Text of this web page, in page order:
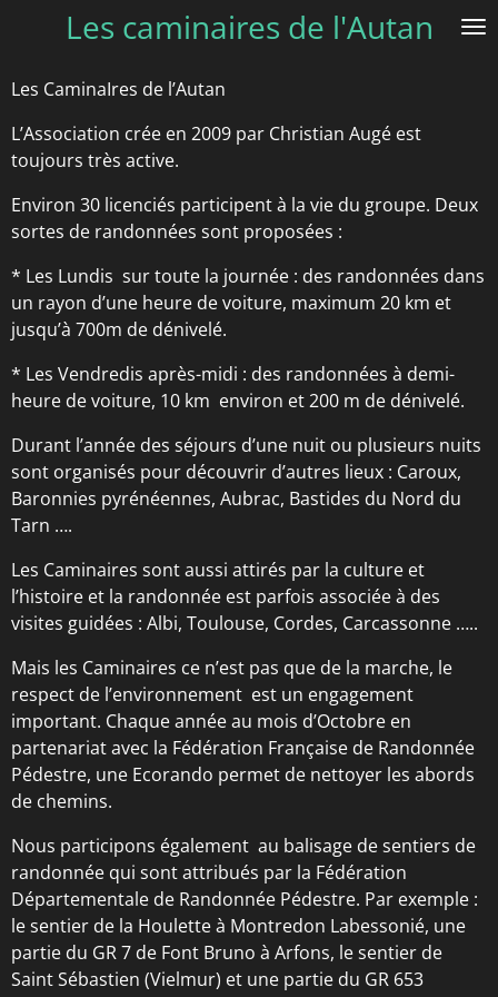
PasserLes caminaires de l'Autan
Les CaminaIres de l’Autan
L’Association crée en 2009 par Christian Augé est
toujours très active.
Environ 30 licenciés participent à la vie du groupe. Deux
sortes de randonnées sont proposées :
* Les Lundis sur toute la journée : des randonnées dans
un rayon d’une heure de voiture, maximum 20 km et
jusqu’à 700m de dénivelé.
* Les Vendredis après-midi : des randonnées à demi-
heure de voiture, 10 km environ et 200 m de dénivelé.
Durant l’année des séjours d’une nuit ou plusieurs nuits
sont organisés pour découvrir d’autres lieux : Caroux,
Baronnies pyrénéennes, Aubrac, Bastides du Nord du
Tarn ….
Les Caminaires sont aussi attirés par la culture et
l’histoire et la randonnée est parfois associée à des
visites guidées : Albi, Toulouse, Cordes, Carcassonne …..
Mais les Caminaires ce n’est pas que de la marche, le
respect de l’environnement est un engagement
important. Chaque année au mois d’Octobre en
partenariat avec la Fédération Française de Randonnée
Pédestre, une Ecorando permet de nettoyer les abords
de chemins.
Nous participons également au balisage de sentiers de
randonnée qui sont attribués par la Fédération
Départementale de Randonnée Pédestre. Par exemple :
le sentier de la Houlette à Montredon Labessonié, une
partie du GR 7 de Font Bruno à Arfons, le sentier de
Saint Sébastien (Vielmur) et une partie du GR 653